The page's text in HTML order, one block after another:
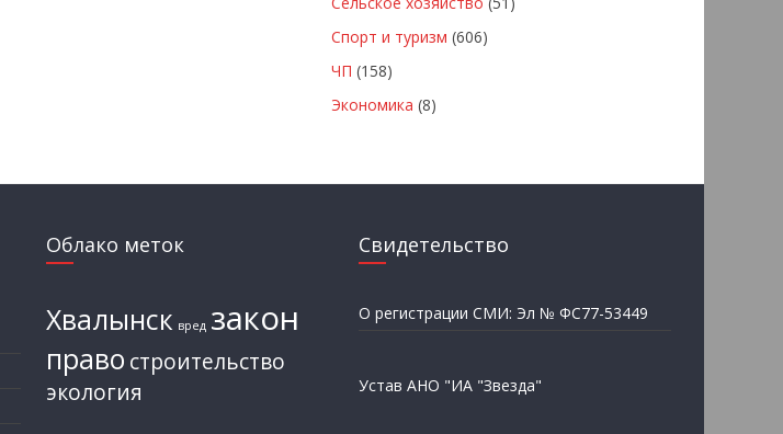
Спорт и туризм (606)
ЧП (158)
Экономика (8)
Облако меток
Хвалынск вред закон
право строительство
экология
Свидетельство
О регистрации СМИ: Эл № ФС77-53449
Устав АНО "ИА "Звезда"